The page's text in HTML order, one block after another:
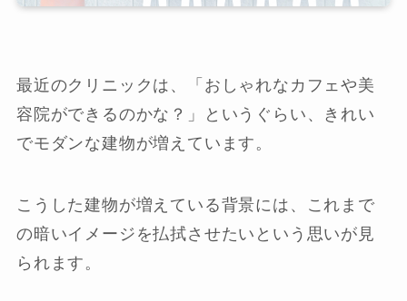
最近のクリニックは、「おしゃれなカフェや美
容院ができるのかな？」というぐらい、きれい
でモダンな建物が増えています。
こうした建物が増えている背景には、これまで
の暗いイメージを払拭させたいという思いが見
られます。